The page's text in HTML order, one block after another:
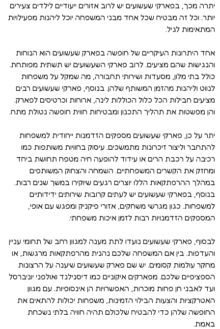
יתרה מכך, בפארקי שעשועים יש לרוב אזורים ייעודיים לילדים צעירים
יותר. וכל זה מבטיח שכל אחד מבני המשפחה יוכל ליהנות מפעילויות
המתאימות לגיל.
אחד היתרונות העיקריים של חופשה בפארק שעשועים הוא הנוחות
והנגישות שהם מציעים. לרוב פארקי השעשועים יש תשתית מפותחת.
כולל בתי מלון, מסעדות ושירותי תחבורה, מה שמקל על משפחות
לנווט וליהנות מהזמן המשותף שלהן. בנוסף, פארקי שעשועים רבים
מציעים חבילות הכל כלול הכוללות לינה, ארוחות וכרטיסים לפארק.
והן מפשטות את תהליך התכנון ומבטיחות חווית חופשה נטולת מתח.
יתר על כן, פארקי שעשועים מספקים הזדמנות ייחודית למשפחות
להתחבר וליצור זיכרונות מתמשכים. עיסוק בחוויות משותפות כמו
רכיבה על רכבת הרים או עידוד להופעה חיה מטפח תחושת ביחד
ומחזק את הקשרים המשפחתיים. השמחה והצחוק המשותפים
במהלך ההרפתקאות הללו יוצרים רגעים שיוקירו במשך שנים רבות.
בנוסף, בפארקי שעשועים יש לעתים קרובות שירותים ידידותיים
למשפחות. כגון מגרשי משחקים, אזורי פיקניק ומפגש עם אופי,
המספקים הזדמנויות רבות לזמן איכות משפחתי.
לבסוף, פארקי שעשועים נועדו לתת מענה למגוון רחב של תחומי עניין
והעדפות. בין אם המשפחה שלכם נהנית מהרפתקאות מרגשות, או
מחקר עולמות קסומים. יש שם פארק שעשועים שיענה על הרצונות
הספציפיים שלכם. מפארקים איקוניים כמו דיסנילנד ואולפני יוניברסל
ועד לאבני חן פחות מוכרות, האפשרויות הן אינסופיות. עם מגוון
האטרקציות והצעות הבילוי הזמינות, משפחות יכולות להתאים את
החופשה שלהן כדי להבטיח שלכולם תהיה חוויה בלתי נשכחת
באמת.